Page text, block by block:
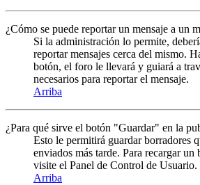
¿Cómo se puede reportar un mensaje a un
Si la administración lo permite,
reportar mensajes cerca del mismo.
botón, el foro le llevará y guiará a
necesarios para reportar el mensaje.
Arriba
¿Para qué sirve el botón "Guardar" en la
Esto le permitirá guardar borradores
enviados más tarde. Para recargar un
visite el Panel de Control de Usuario.
Arriba